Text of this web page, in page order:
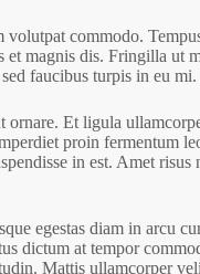
commodo.
et magnis dis. Fringilla ut
faucibus turpis in eu
ornare. Et ligula
proin fermentum
in est. Amet
egestas diam in arcu
dictum at tempor
Mattis ullamcorper